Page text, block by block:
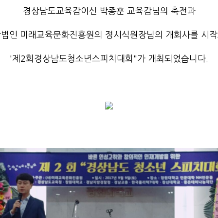
경상남도교육감이신 박종훈 교육감님의 축전과
인 미래교육문화진흥원의 정시식원장님의 개회사를 시
'제2회경상남도청소년스피치대회"가 개최되었습니다.